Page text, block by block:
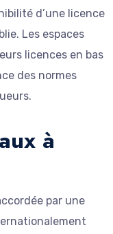
d’une licence
Les espaces
licences en bas
des normes
à
par une